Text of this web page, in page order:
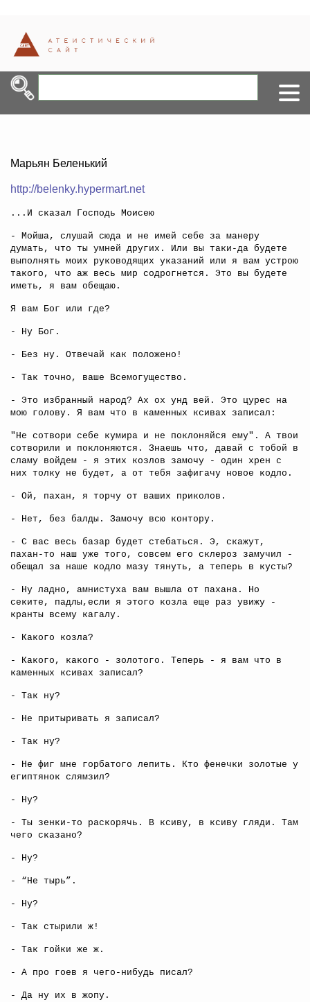
Марьян Беленький
http://belenky.hypermart.net
...И сказал Господь Моисею
- Мойша, слушай сюда и не имей себе за манеру
думать, что ты умней других. Или вы таки-да будете
выполнять моих руководящих указаний или я вам устрою
такого, что аж весь мир содрогнется. Это вы будете
иметь, я вам обещаю.
Я вам Бог или где?
- Ну Бог.
- Без ну. Отвечай как положено!
- Так точно, ваше Всемогущество.
- Это избранный народ? Ах ох унд вей. Это цурес на
мою голову. Я вам что в каменных ксивах записал:
"Не сотвори себе кумира и не поклоняйся ему". А твои
сотворили и поклоняются. Знаешь что, давай с тобой в
сламу войдем - я этих козлов замочу - один хрен с
них толку не будет, а от тебя зафигачу новое кодло.
- Ой, пахан, я торчу от ваших приколов.
- Нет, без балды. Замочу всю контору.
- С вас весь базар будет стебаться. Э, скажут,
пахан-то наш уже того, совсем его склероз замучил -
обещал за наше кодло мазу тянуть, а теперь в кусты?
- Ну ладно, амнистуха вам вышла от пахана. Но
секите, падлы,если я этого козла еще раз увижу -
кранты всему кагалу.
- Какого козла?
- Какого, какого - золотого. Теперь - я вам что в
каменных ксивах записал?
- Так ну?
- Не притыривать я записал?
- Так ну?
- Не фиг мне горбатого лепить. Кто фенечки золотые у
египтянок слямзил?
- Ну?
- Ты зенки-то раскорячь. В ксиву, в ксиву гляди. Там
чего сказано?
- Ну?
- “Не тырь”.
- Ну?
- Так стырили ж!
- Так гойки же ж.
- А про гоев я чего-нибудь писал?
- Да ну их в жопу.